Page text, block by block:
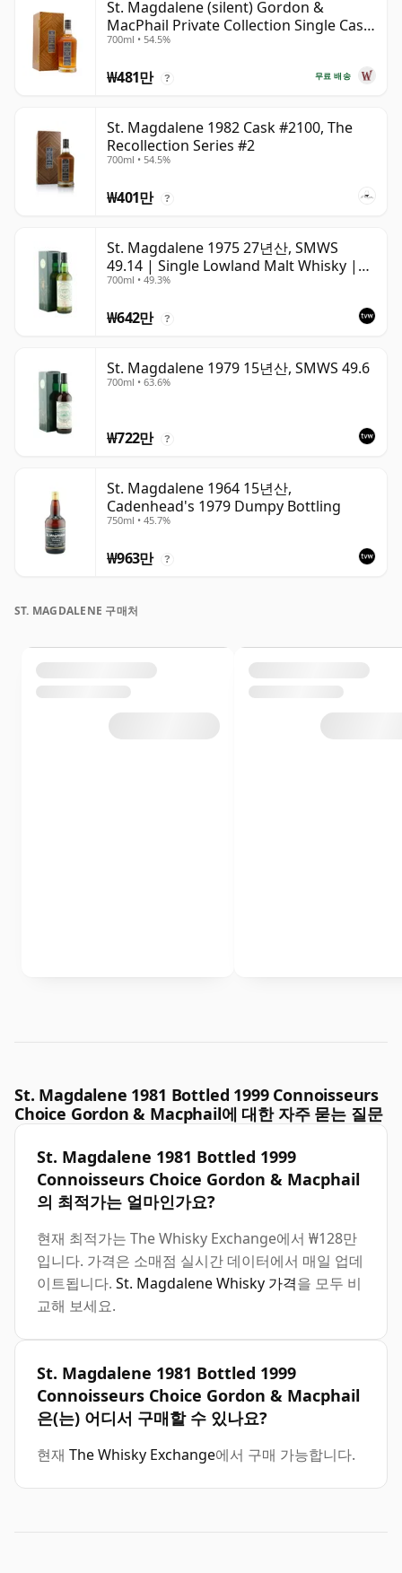
St. Magdalene (silent) Gordon &
MacPhail Private Collection Single Cask
# 1982 40년산
700ml • 54.5%
무료 배송
₩481만 ?
St. Magdalene 1982 Cask #2100, The
Recollection Series #2
700ml • 54.5%
₩401만 ?
St. Magdalene 1975 27년산, SMWS
49.14 | Single Lowland Malt Whisky |
49.3% | 70cl | The Whisky Vault
700ml • 49.3%
₩642만 ?
St. Magdalene 1979 15년산, SMWS 49.6
700ml • 63.6%
₩722만 ?
St. Magdalene 1964 15년산,
Cadenhead's 1979 Dumpy Bottling
750ml • 45.7%
₩963만 ?
ST. MAGDALENE 구매처
St. Magdalene 1981 Bottled 1999 Connoisseurs
Choice Gordon & Macphail에 대한 자주 묻는 질문
St. Magdalene 1981 Bottled 1999
Connoisseurs Choice Gordon & Macphail
의 최적가는 얼마인가요?
현재 최적가는 The Whisky Exchange에서 ₩128만
입니다. 가격은 소매점 실시간 데이터에서 매일 업데
이트됩니다. St. Magdalene Whisky 가격을 모두 비
교해 보세요.
St. Magdalene 1981 Bottled 1999
Connoisseurs Choice Gordon & Macphail
은(는) 어디서 구매할 수 있나요?
현재 The Whisky Exchange에서 구매 가능합니다.